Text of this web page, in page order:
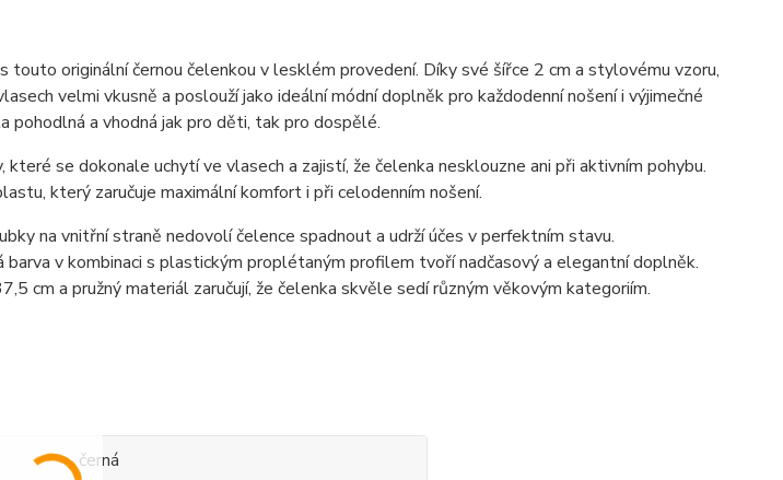
touto originální černou čelenkou v lesklém provedení. Díky své šířce 2 cm a stylovému vzoru,
velmi vkusně a poslouží jako ideální módní doplněk pro každodenní nošení i výjimečné
pohodlná a vhodná jak pro děti, tak pro dospělé.
se dokonale uchytí ve vlasech a zajistí, že čelenka nesklouzne ani při aktivním pohybu.
který zaručuje maximální komfort i při celodenním nošení.
na vnitřní straně nedovolí čelence spadnout a udrží účes v perfektním stavu.
barva v kombinaci s plastickým proplétaným profilem tvoří nadčasový a elegantní doplněk.
cm a pružný materiál zaručují, že čelenka skvěle sedí různým věkovým kategoriím.
černá